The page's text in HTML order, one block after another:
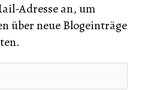
Adresse an, um
über neue Blogeinträge